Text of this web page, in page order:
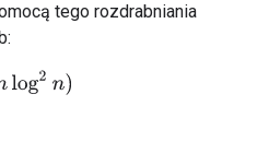
tego rozdrabniania
n log2n )